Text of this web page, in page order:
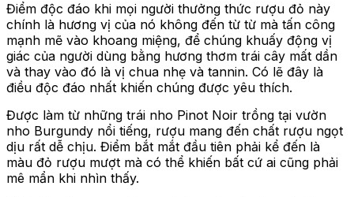
Điểm độc đáo khi mọi người thưởng thức rượu đỏ này
chính là hương vị của nó không đến từ từ mà tấn công
mạnh mẽ vào khoang miệng, để chúng khuấy động vị
giác của người dùng bằng hương thơm trái cây mất dần
và thay vào đó là vị chua nhẹ và tannin. Có lẽ đây là
điều độc đáo nhất khiến chúng được yêu thích.
Được làm từ những trái nho Pinot Noir trồng tại vườn
nho Burgundy nổi tiếng, rượu mang đến chất rượu ngọt
dịu rất dễ chịu. Điểm bắt mắt đầu tiên phải kể đến là
màu đỏ rượu mượt mà có thể khiến bất cứ ai cũng phải
mê mẩn khi nhìn thấy.